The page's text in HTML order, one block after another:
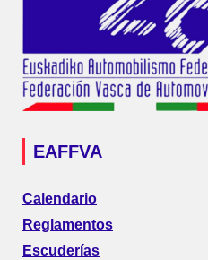
EAFFVA
Calendario
Reglamentos
Escuderías